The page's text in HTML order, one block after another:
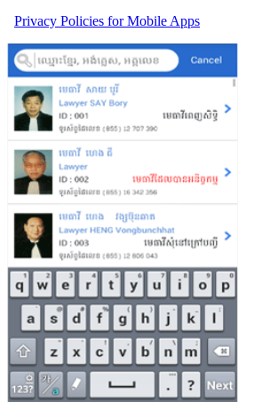
Privacy Policies for Mobile Apps